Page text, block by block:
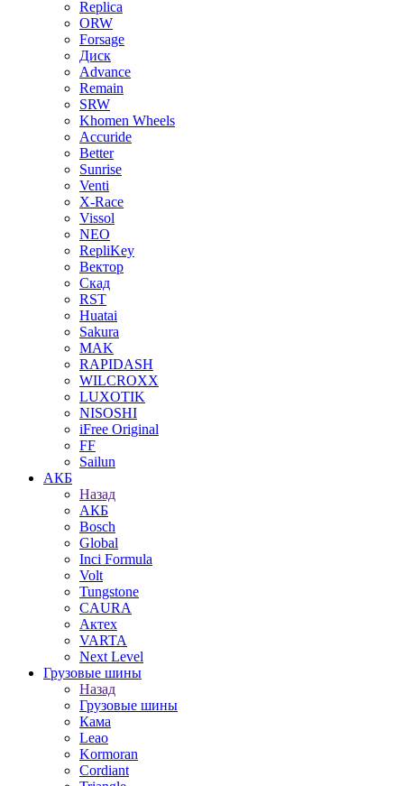
Replica
ORW
Forsage
Диск
Advance
Remain
SRW
Khomen Wheels
Accuride
Better
Sunrise
Venti
X-Race
Vissol
NEO
RepliKey
Вектор
Скад
RST
Huatai
Sakura
MAK
RAPIDASH
WILCROXX
LUXOTIK
NISOSHI
iFree Original
FF
Sailun
АКБ
Назад
АКБ
Bosch
Global
Inci Formula
Volt
Tungstone
CAURA
Актех
VARTA
Next Level
Грузовые шины
Назад
Грузовые шины
Кама
Leao
Kormoran
Cordiant